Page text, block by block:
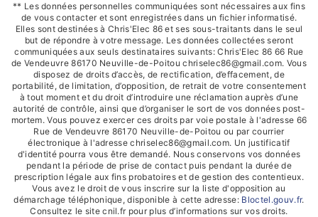
** Les données personnelles communiquées sont nécessaires aux fins
de vous contacter et sont enregistrées dans un fichier informatisé.
Elles sont destinées à Chris'Elec 86 et ses sous-traitants dans le seul
but de répondre à votre message. Les données collectées seront
communiquées aux seuls destinataires suivants: Chris'Elec 86 66 Rue
de Vendeuvre 86170 Neuville-de-Poitou chriselec86@gmail.com. Vous
disposez de droits d’accès, de rectification, d’effacement, de
portabilité, de limitation, d’opposition, de retrait de votre consentement
à tout moment et du droit d’introduire une réclamation auprès d’une
autorité de contrôle, ainsi que d’organiser le sort de vos données post-
mortem. Vous pouvez exercer ces droits par voie postale à l'adresse 66
Rue de Vendeuvre 86170 Neuville-de-Poitou ou par courrier
électronique à l'adresse chriselec86@gmail.com. Un justificatif
d'identité pourra vous être demandé. Nous conservons vos données
pendant la période de prise de contact puis pendant la durée de
prescription légale aux fins probatoires et de gestion des contentieux.
Vous avez le droit de vous inscrire sur la liste d'opposition au
démarchage téléphonique, disponible à cette adresse: Bloctel.gouv.fr.
Consultez le site cnil.fr pour plus d’informations sur vos droits.